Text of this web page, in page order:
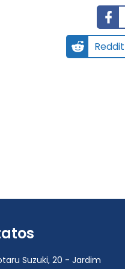
Reddit
Suzuki, 20 - Jardim